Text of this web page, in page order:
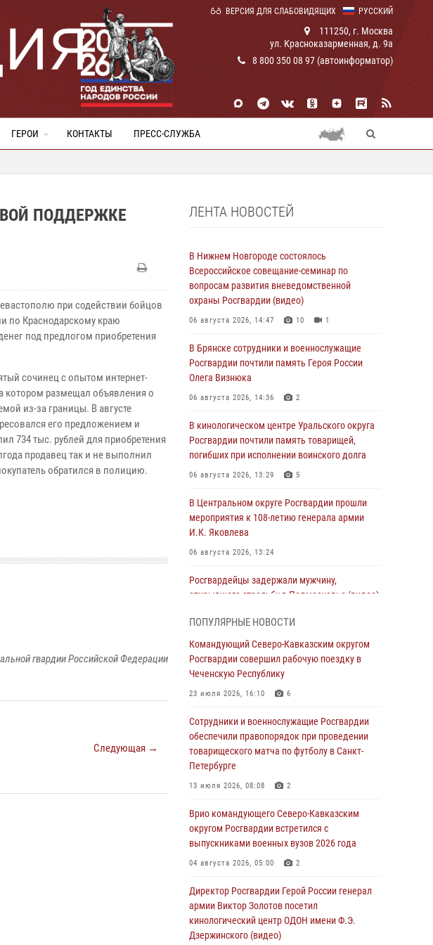
РУССКИЙ
ВЕРСИЯ ДЛЯ СЛАБОВИДЯЩИХ
111250, г. Москва
ул. Красноказарменная, д. 9а
8 800 350 08 97 (автоинформатор)
ГЕРОИ КОНТАКТЫ ПРЕСС-СЛУЖБА
ПОДДЕРЖКЕ
при содействии бойцов
по Краснодарскому краю
под предлогом приобретения
сочинец с опытом интернет-
котором размещал объявления о
из-за границы. В августе
его предложением и
734 тыс. рублей для приобретения
продавец так и не выполнил
обратился в полицию.
гвардии Российской Федерации
Следующая →
ЛЕНТА НОВОСТЕЙ
В Нижнем Новгороде состоялось
Всероссийское совещание-семинар по
вопросам развития вневедомственной
охраны Росгвардии (видео)
06 августа 2026, 14:47 10 1
В Брянске сотрудники и военнослужащие
Росгвардии почтили память Героя России
Олега Визнюка
06 августа 2026, 14:36 2
В кинологическом центре Уральского округа
Росгвардии почтили память товарищей,
погибших при исполнении воинского долга
06 августа 2026, 13:29 5
В Центральном округе Росгвардии прошли
мероприятия к 108‑летию генерала армии
И.К. Яковлева
06 августа 2026, 13:24
Росгвардейцы задержали мужчину,
открывшего стрельбу в Подмосковье (видео)
Росгвардейцы провели выставку вооружения
для участников сбора «Гвардеец» в Пензе
(видео)
06 августа 2026, 12:00
В Курске росгвардейцы приняли участие в
митинге, посвященном второй годовщине
вторжения ВСУ на территорию области
06 августа 2026, 11:56
задержал правонарушителя, угрожавшего
подростку травматическим пистолетом
06 августа 2026, 11:33 1
ликвидирована крупная нарколаборатория
06 августа 2026, 11:27
В Москве росгвардейцы задержали троих
ПОПУЛЯРНЫЕ НОВОСТИ
Командующий Северо-Кавказским округом
Росгвардии совершил рабочую поездку в
Чеченскую Республику
23 июля 2026, 16:10 6
Сотрудники и военнослужащие Росгвардии
обеспечили правопорядок при проведении
товарищеского матча по футболу в Санкт-
Петербурге
13 июля 2026, 08:08 2
Врио командующего Северо-Кавказским
округом Росгвардии встретился с
выпускниками военных вузов 2026 года
04 августа 2026, 05:00 2
Директор Росгвардии Герой России генерал
армии Виктор Золотов посетил
кинологический центр ОДОН имени Ф.Э.
Дзержинского (видео)